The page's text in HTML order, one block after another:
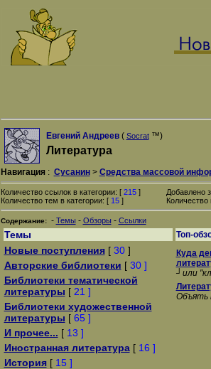
Евгений Андреев( Socrat™)
Литература
Навигация: Сусанин> Средства массовой
Количество ссылок в категории: [ 215]
Количество тем в категории: [ 15]
Добавлено
Содержание: - Темы - Обзоры - Ссылки
Темы Топ-
Новые поступления[ 30]
Авторские библиотеки [ 30 ]
Библиотеки тематической
литературы [ 21 ]
Библиотеки художественной
литературы [ 65 ]
И прочее... [ 13 ]
Иностранная литература[ 16 ]
История[ 15 ]
Куда
┘или
Объять